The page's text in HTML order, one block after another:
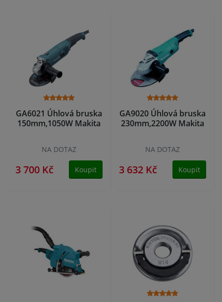
GA6021 Úhlová bruska
150mm,1050W Makita
NA DOTAZ
3 700 Kč Koupit
GA9020 Úhlová bruska
230mm,2200W Makita
NA DOTAZ
3 632 Kč Koupit